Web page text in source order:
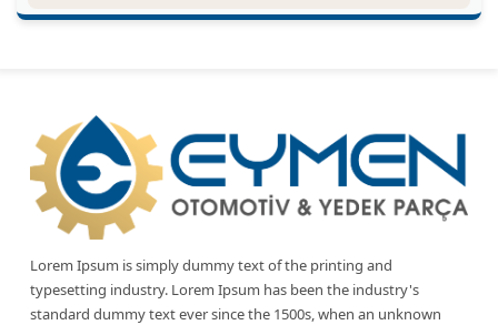
Lorem Ipsum is simply dummy text of the printing and
typesetting industry. Lorem Ipsum has been the industry's
standard dummy text ever since the 1500s, when an unknown